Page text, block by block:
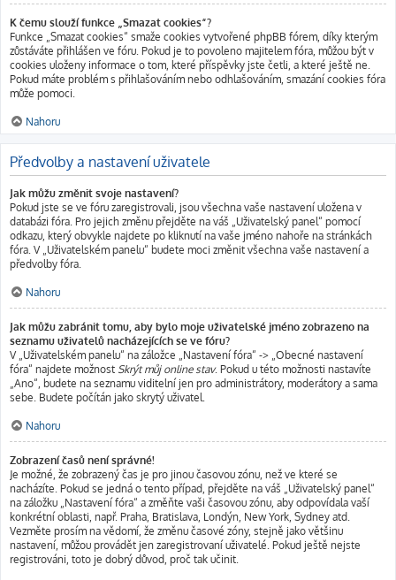
K čemu slouží funkce „Smazat cookies“?
Funkce „Smazat cookies“ smaže cookies vytvořené phpBB fórem, díky kterým
zůstáváte přihlášen ve fóru. Pokud je to povoleno majitelem fóra, můžou být v
cookies uloženy informace o tom, které příspěvky jste četli, a které ještě ne.
Pokud máte problém s přihlašováním nebo odhlašováním, smazání cookies fóra
může pomoci.
Nahoru
Předvolby a nastavení uživatele
Jak můžu změnit svoje nastavení?
Pokud jste se ve fóru zaregistrovali, jsou všechna vaše nastavení uložena v
databázi fóra. Pro jejich změnu přejděte na váš „Uživatelský panel“ pomocí
odkazu, který obvykle najdete po kliknutí na vaše jméno nahoře na stránkách
fóra. V „Uživatelském panelu“ budete moci změnit všechna vaše nastavení a
předvolby fóra.
Nahoru
Jak můžu zabránit tomu, aby bylo moje uživatelské jméno zobrazeno na
seznamu uživatelů nacházejících se ve fóru?
V „Uživatelském panelu“ na záložce „Nastavení fóra“ -> „Obecné nastavení
fóra“ najdete možnost Skrýt můj online stav. Pokud u této možnosti nastavíte
„Ano“, budete na seznamu viditelní jen pro administrátory, moderátory a sama
sebe. Budete počítán jako skrytý uživatel.
Nahoru
Zobrazení časů není správné!
Je možné, že zobrazený čas je pro jinou časovou zónu, než ve které se
nacházíte. Pokud se jedná o tento případ, přejděte na váš „Uživatelský panel“
na záložku „Nastavení fóra“ a změňte vaši časovou zónu, aby odpovídala vaší
konkrétní oblasti, např. Praha, Bratislava, Londýn, New York, Sydney atd.
Vezměte prosím na vědomí, že změnu časové zóny, stejně jako většinu
nastavení, můžou provádět jen zaregistrovaní uživatelé. Pokud ještě nejste
registrováni, toto je dobrý důvod, proč tak učinit.